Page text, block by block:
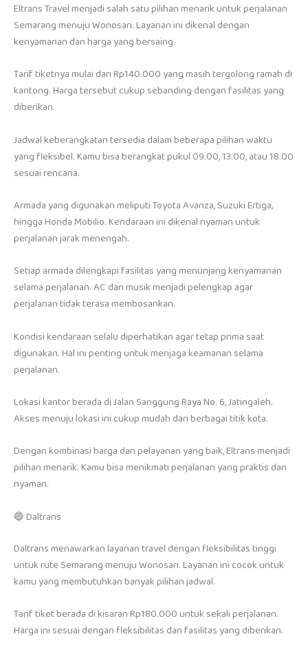
Eltrans Travel menjadi salah satu pilihan menarik untuk perjalanan
Semarang menuju Wonosari. Layanan ini dikenal dengan
kenyamanan dan harga yang bersaing.
Tarif tiketnya mulai dari Rp140.000 yang masih tergolong ramah di
kantong. Harga tersebut cukup sebanding dengan fasilitas yang
diberikan.
Jadwal keberangkatan tersedia dalam beberapa pilihan waktu
yang fleksibel. Kamu bisa berangkat pukul 09.00, 13.00, atau 18.00
sesuai rencana.
Armada yang digunakan meliputi Toyota Avanza, Suzuki Ertiga,
hingga Honda Mobilio. Kendaraan ini dikenal nyaman untuk
perjalanan jarak menengah.
Setiap armada dilengkapi fasilitas yang menunjang kenyamanan
selama perjalanan. AC dan musik menjadi pelengkap agar
perjalanan tidak terasa membosankan.
Kondisi kendaraan selalu diperhatikan agar tetap prima saat
digunakan. Hal ini penting untuk menjaga keamanan selama
perjalanan.
Lokasi kantor berada di Jalan Sanggung Raya No. 6, Jatingaleh.
Akses menuju lokasi ini cukup mudah dari berbagai titik kota.
Dengan kombinasi harga dan pelayanan yang baik, Eltrans menjadi
pilihan menarik. Kamu bisa menikmati perjalanan yang praktis dan
nyaman.
🔵 Daltrans
Daltrans menawarkan layanan travel dengan fleksibilitas tinggi
untuk rute Semarang menuju Wonosari. Layanan ini cocok untuk
kamu yang membutuhkan banyak pilihan jadwal.
Tarif tiket berada di kisaran Rp180.000 untuk sekali perjalanan.
Harga ini sesuai dengan fleksibilitas dan fasilitas yang diberikan.